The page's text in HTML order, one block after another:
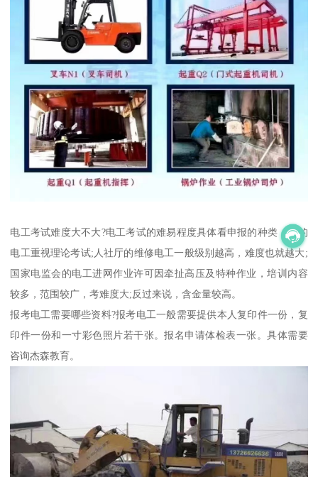
电工考试难度大不大?电工考试的难易程度具体看申报的种类，局的
电工重视理论考试;人社厅的维修电工一般级别越高，难度也就越大;
国家电监会的电工进网作业许可因牵扯高压及特种作业，培训内容
较多，范围较广，考难度大;反过来说，含金量较高。
报考电工需要哪些资料?报考电工一般需要提供本人复印件一份，复
印件一份和一寸彩色照片若干张。报名申请体检表一张。具体需要
咨询杰森教育。